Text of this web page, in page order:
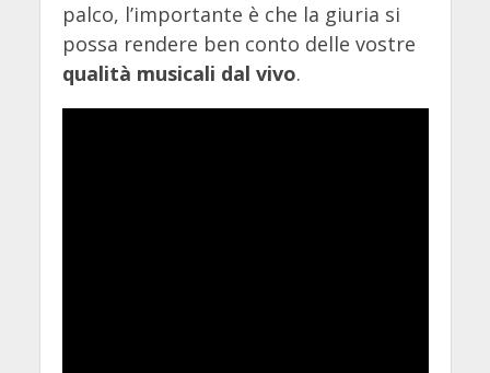
palco, l’importante è che la giuria si
possa rendere ben conto delle vostre
qualità musicali dal vivo.